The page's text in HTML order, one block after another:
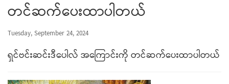
တင်ဆက်ပေးထာပါတယ်
Tuesday, September 24, 2024
ရှင်ဗင်းဆင်းဒီပေါလ် အကြောင်းကို တင်ဆက်ပေးထာပါတယ်